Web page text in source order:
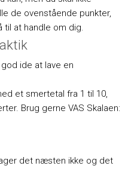
de ovenstående punkter,
til at handle om dig.
ide at lave en
et smertetal fra 1 til 10,
Brug gerne VAS Skalaen:
det næsten ikke og det